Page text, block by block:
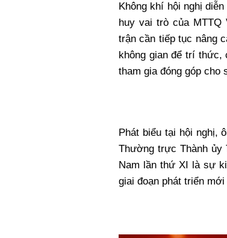
Không khí hội nghị
huy vai trò của
trận cần tiếp tục nâng
không gian để trí thức,
tham gia đóng góp cho
Phát biểu tại hội nghị,
Thường trực Thành ủy
Nam lần thứ XI là sự
giai đoạn phát triển